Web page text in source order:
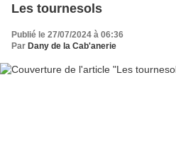
Les tournesols
Publié le 27/07/2024 à 06:36
Par Dany de la Cab'anerie